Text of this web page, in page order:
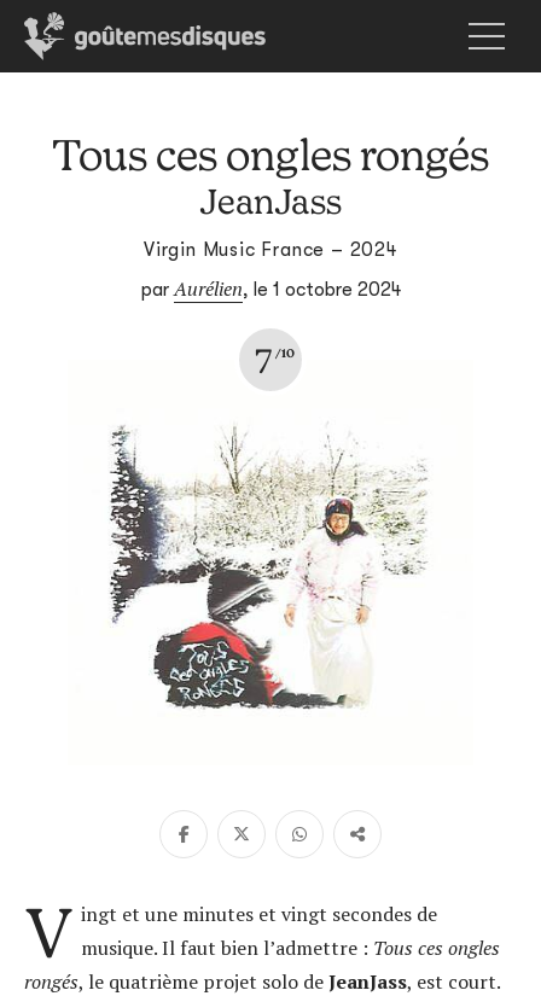
Tous ces ongles rongés
JeanJass
Virgin Music France – 2024
parAurélien, le 1 octobre 2024
7
V ingt et une minutes et vingt secondes de
musique. Il faut bien l’admettre : Tous ces ongles
rongés, le quatrième projet solo deJeanJass, est court.